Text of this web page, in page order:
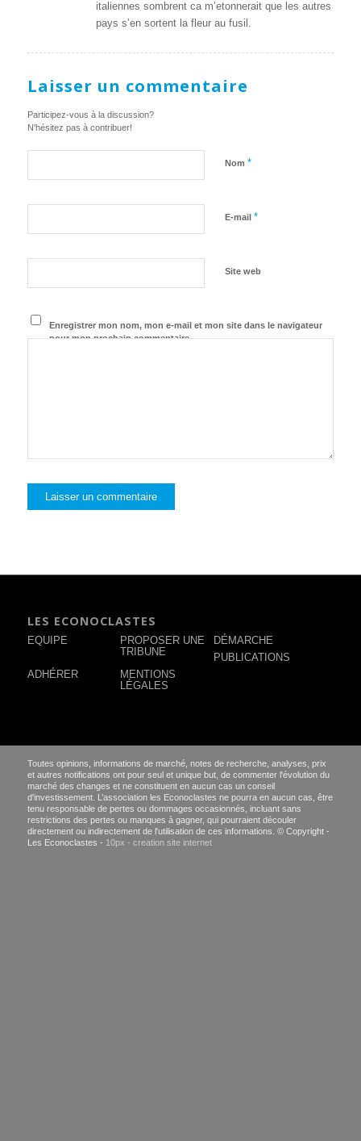
italiennes sombrent ca m’etonnerait que les autres
pays s’en sortent la fleur au fusil.
Laisser un commentaire
Participez-vous à la discussion?
N'hésitez pas à contribuer!
Nom *
E-mail *
Site web
Enregistrer mon nom, mon e-mail et mon site dans le navigateur
pour mon prochain commentaire.
LES ECONOCLASTES
EQUIPE
PROPOSER UNE
TRIBUNE
DÉMARCHE
PUBLICATIONS
ADHÉRER
MENTIONS
LÉGALES
Toutes opinions, informations de marché, notes de recherche, analyses, prix
et autres notifications ont pour seul et unique but, de commenter l'évolution du
marché des changes et ne constituent en aucun cas un conseil
d'investissement. L’association les Econoclastes ne pourra en aucun cas, être
tenu responsable de pertes ou dommages occasionnés, incluant sans
restrictions des pertes ou manques à gagner, qui pourraient découler
directement ou indirectement de l'utilisation de ces informations. © Copyright -
Les Econoclastes - 10px - creation site internet